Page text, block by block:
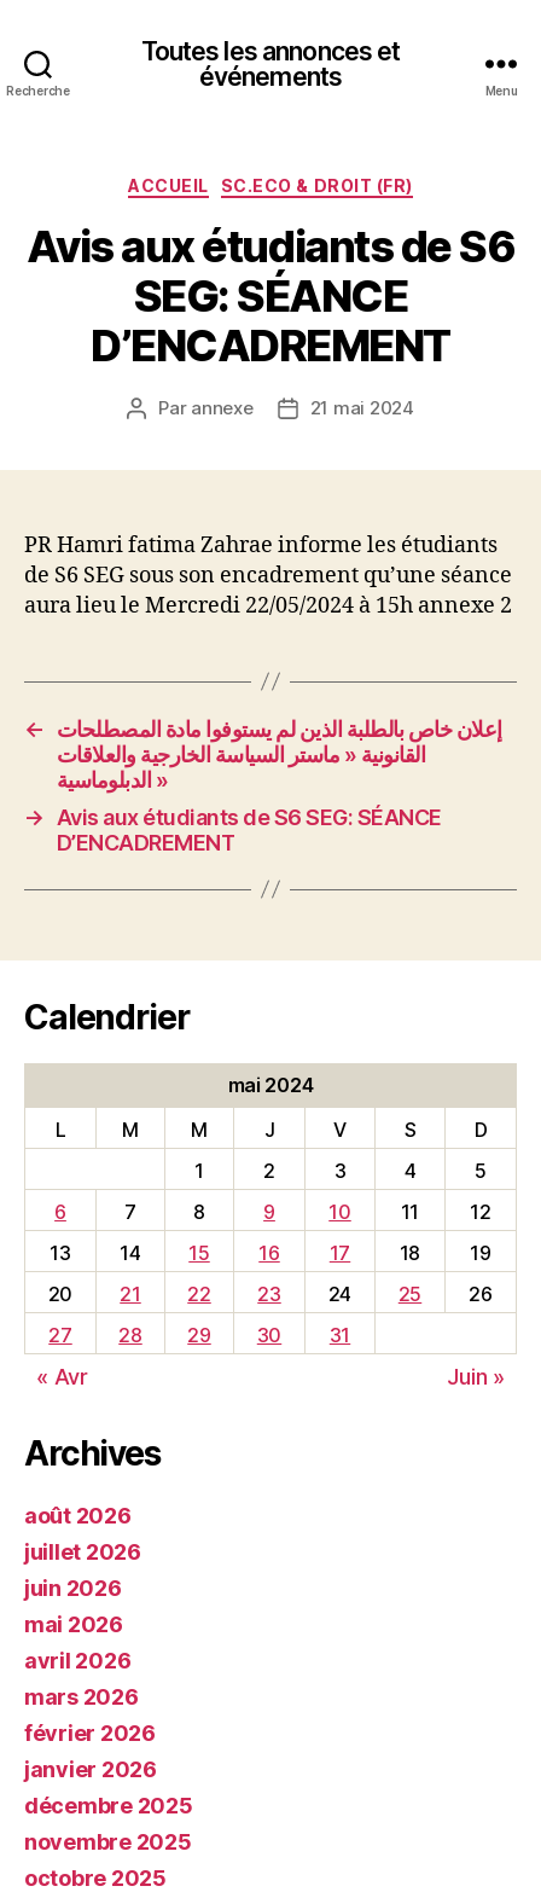
Recherche
Toutes les annonces et
événements
Menu
Catégories
ACCUEIL SC.ECO & DROIT (FR)
Avis aux étudiants de S6
SEG: SÉANCE
D’ENCADREMENT
Auteur
Par annexe
Date21 mai 2024
PR Hamri fatima Zahrae informe les étudiants
de S6 SEG sous son encadrement qu’une séance
aura lieu le Mercredi 22/05/2024 à 15h annexe 2
←
إعلان خاص بالطلبة الذين لم يستوفوا مادة المصطلحات
القانونية « ماستر السياسة الخارجية والعلاقات
الدبلوماسية »
→
Avis aux étudiants de S6 SEG: SÉANCE
D’ENCADREMENT
Calendrier
mai 2024
L
M M J V S
D
1
2 3 4
5
6
7 8 9 10 11
12
13
14 15 16 17 18
19
20
21 22 23 24 25
26
27
28 29 30 31
« Avr Juin »
Archives
août 2026
juillet 2026
juin 2026
mai 2026
avril 2026
mars 2026
février 2026
janvier 2026
décembre 2025
novembre 2025
octobre 2025